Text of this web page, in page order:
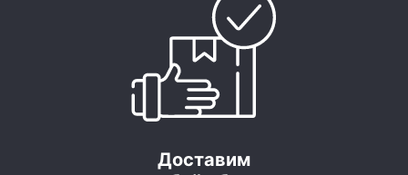
Доставим